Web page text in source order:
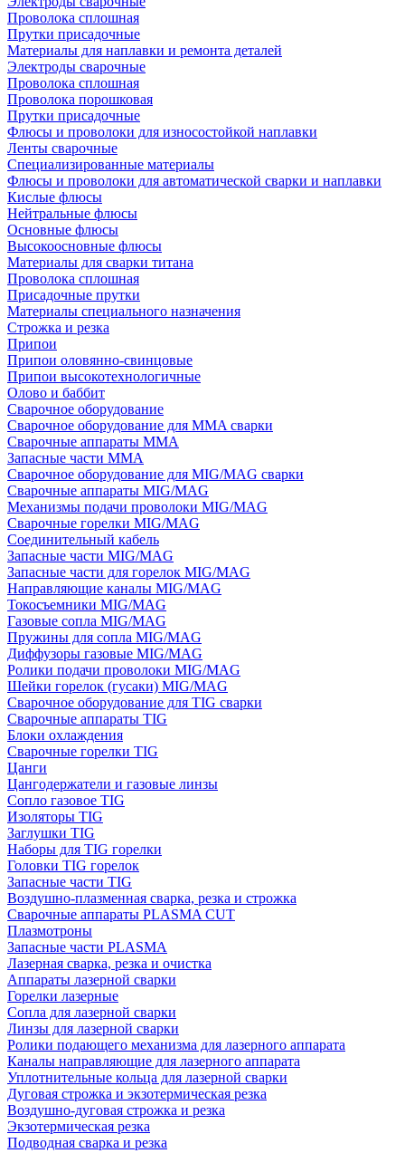
Проволока сплошная
Прутки присадочные
Материалы для наплавки и ремонта деталей
Электроды сварочные
Проволока сплошная
Проволока порошковая
Прутки присадочные
Флюсы и проволоки для износостойкой наплавки
Ленты сварочные
Специализированные материалы
Флюсы и проволоки для автоматической сварки и наплавки
Кислые флюсы
Нейтральные флюсы
Основные флюсы
Высокоосновные флюсы
Материалы для сварки титана
Проволока сплошная
Присадочные прутки
Материалы специального назначения
Строжка и резка
Припои
Припои оловянно-свинцовые
Припои высокотехнологичные
Олово и баббит
Сварочное оборудование
Сварочное оборудование для MMA сварки
Сварочные аппараты MMA
Запасные части MMA
Сварочное оборудование для MIG/MAG сварки
Сварочные аппараты MIG/MAG
Механизмы подачи проволоки MIG/MAG
Сварочные горелки MIG/MAG
Соединительный кабель
Запасные части MIG/MAG
Запасные части для горелок MIG/MAG
Направляющие каналы MIG/MAG
Токосъемники MIG/MAG
Газовые сопла MIG/MAG
Пружины для сопла MIG/MAG
Диффузоры газовые MIG/MAG
Ролики подачи проволоки MIG/MAG
Шейки горелок (гусаки) MIG/MAG
Сварочное оборудование для TIG сварки
Сварочные аппараты TIG
Блоки охлаждения
Сварочные горелки TIG
Цанги
Цангодержатели и газовые линзы
Сопло газовое TIG
Изоляторы TIG
Заглушки TIG
Наборы для TIG горелки
Головки TIG горелок
Запасные части TIG
Воздушно-плазменная сварка, резка и строжка
Сварочные аппараты PLASMA CUT
Плазмотроны
Запасные части PLASMA
Лазерная сварка, резка и очистка
Аппараты лазерной сварки
Горелки лазерные
Сопла для лазерной сварки
Линзы для лазерной сварки
Ролики подающего механизма для лазерного аппарата
Каналы направляющие для лазерного аппарата
Уплотнительные кольца для лазерной сварки
Дуговая строжка и экзотермическая резка
Воздушно-дуговая строжка и резка
Экзотермическая резка
Подводная сварка и резка